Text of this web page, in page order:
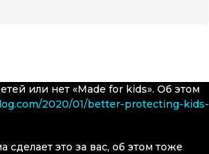
или нет «Made for kids». Об этом
2020/01/better-protecting-kids-
сделает это за вас, об этом тоже